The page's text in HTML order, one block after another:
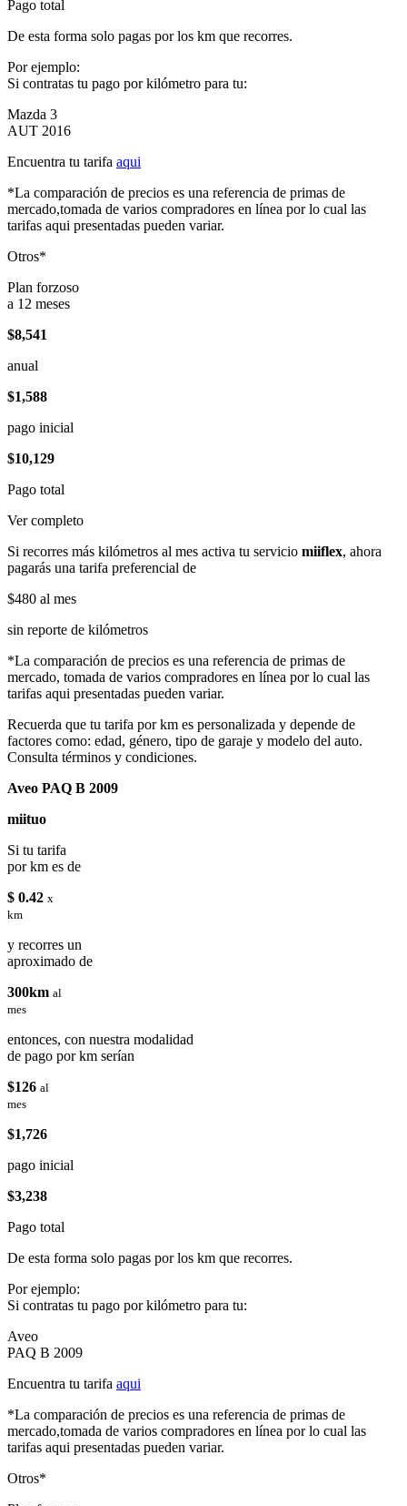
Pago total
De esta forma solo pagas por los km que recorres.
Por ejemplo:
Si contratas tu pago por kilómetro para tu:
Mazda 3
AUT 2016
Encuentra tu tarifa aqui
*La comparación de precios es una referencia de primas de
mercado,tomada de varios compradores en línea por lo cual las
tarifas aqui presentadas pueden variar.
Otros*
Plan forzoso
a 12 meses
$8,541
anual
$1,588
pago inicial
$10,129
Pago total
Ver completo
Si recorres más kilómetros al mes activa tu servicio miiflex, ahora
pagarás una tarifa preferencial de
$480 al mes
sin reporte de kilómetros
*La comparación de precios es una referencia de primas de
mercado, tomada de varios compradores en línea por lo cual las
tarifas aqui presentadas pueden variar.
Recuerda que tu tarifa por km es personalizada y depende de
factores como: edad, género, tipo de garaje y modelo del auto.
Consulta términos y condiciones.
Aveo PAQ B 2009
miituo
Si tu tarifa
por km es de
$ 0.42 x
km
y recorres un
aproximado de
300km al
mes
entonces, con nuestra modalidad
de pago por km serían
$126 al
mes
$1,726
pago inicial
$3,238
Pago total
De esta forma solo pagas por los km que recorres.
Por ejemplo:
Si contratas tu pago por kilómetro para tu:
Aveo
PAQ B 2009
Encuentra tu tarifa aqui
*La comparación de precios es una referencia de primas de
mercado,tomada de varios compradores en línea por lo cual las
tarifas aqui presentadas pueden variar.
Otros*